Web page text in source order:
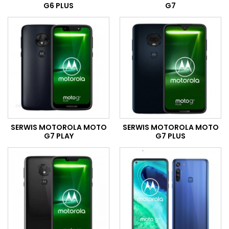
G6 PLUS
G7
SERWIS MOTOROLA MOTO
G7 PLAY
SERWIS MOTOROLA MOTO
G7 PLUS